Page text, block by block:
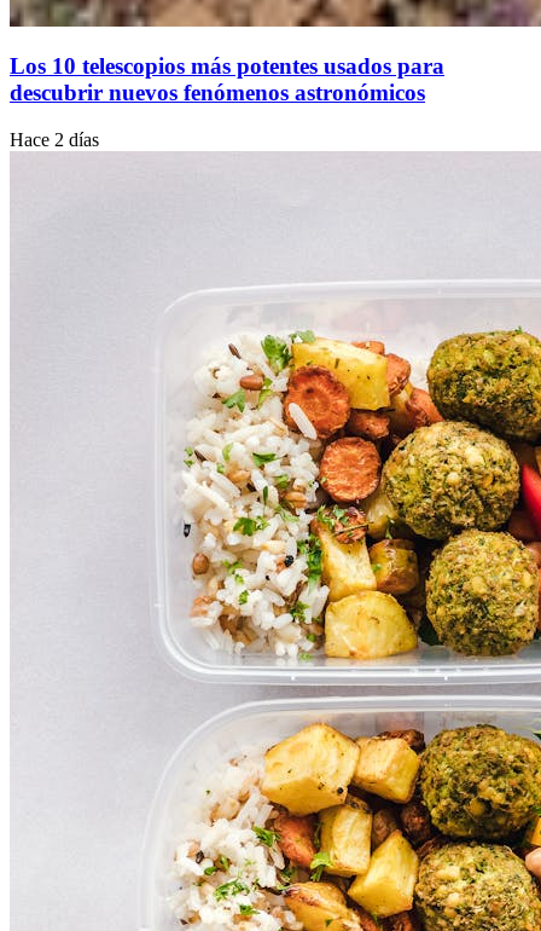
Los 10 telescopios más potentes usados para
descubrir nuevos fenómenos astronómicos
Hace 2 días